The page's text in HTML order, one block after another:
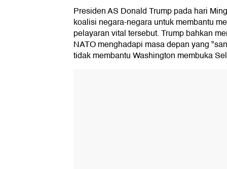
Presiden AS Donald Trump pada hari
koalisi negara-negara untuk membantu
pelayaran vital tersebut. Trump bahkan
NATO menghadapi masa depan yang
tidak membantu Washington membuka